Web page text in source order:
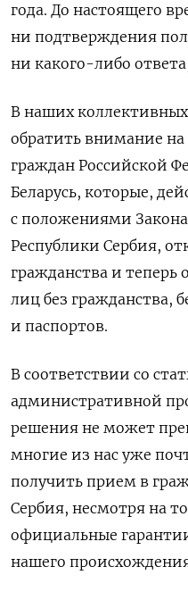
года. До настоящего
ни подтверждения
ни какого-либо
В наших
обратить внимание
граждан Российской
Беларусь, которые,
с положениями
Республики Сербия,
гражданства и теперь
лиц без гражданства,
и паспортов.
В соответствии со
административной
решения не может
многие из нас уже
получить прием в
Сербия, несмотря на
официальные
нашего